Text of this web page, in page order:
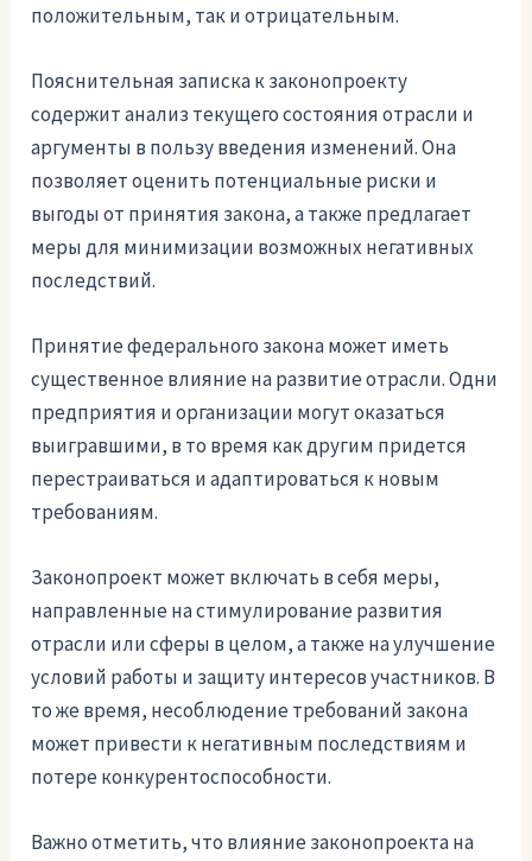
положительным, так и отрицательным.
Пояснительная записка к законопроекту
содержит анализ текущего состояния отрасли и
аргументы в пользу введения изменений. Она
позволяет оценить потенциальные риски и
выгоды от принятия закона, а также предлагает
меры для минимизации возможных негативных
последствий.
Принятие федерального закона может иметь
существенное влияние на развитие отрасли. Одни
предприятия и организации могут оказаться
выигравшими, в то время как другим придется
перестраиваться и адаптироваться к новым
требованиям.
Законопроект может включать в себя меры,
направленные на стимулирование развития
отрасли или сферы в целом, а также на улучшение
условий работы и защиту интересов участников. В
то же время, несоблюдение требований закона
может привести к негативным последствиям и
потере конкурентоспособности.
Важно отметить, что влияние законопроекта на